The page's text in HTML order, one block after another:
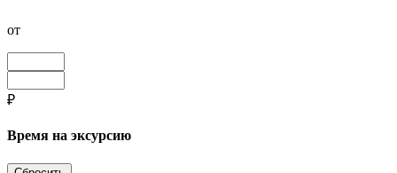
от
₽
Время на эксурсию